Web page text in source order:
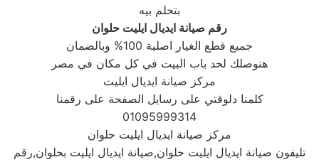
بتحلم بيه
رقم صيانة ايديال ايليت حلوان
جميع قطع الغيار اصلية 100% وبالضمان
هنوصلك لحد باب البيت في كل مكان في مصر
مركز صيانة ايديال ايليت
كلمنا دلوقتي على رسايل الصفحة على رقمنا
مركز صيانة ايديال ايليت حلوان
تليفون صيانة ايديال ايليت حلوان,صيانة ايديال ايليت بحلوان,رقم